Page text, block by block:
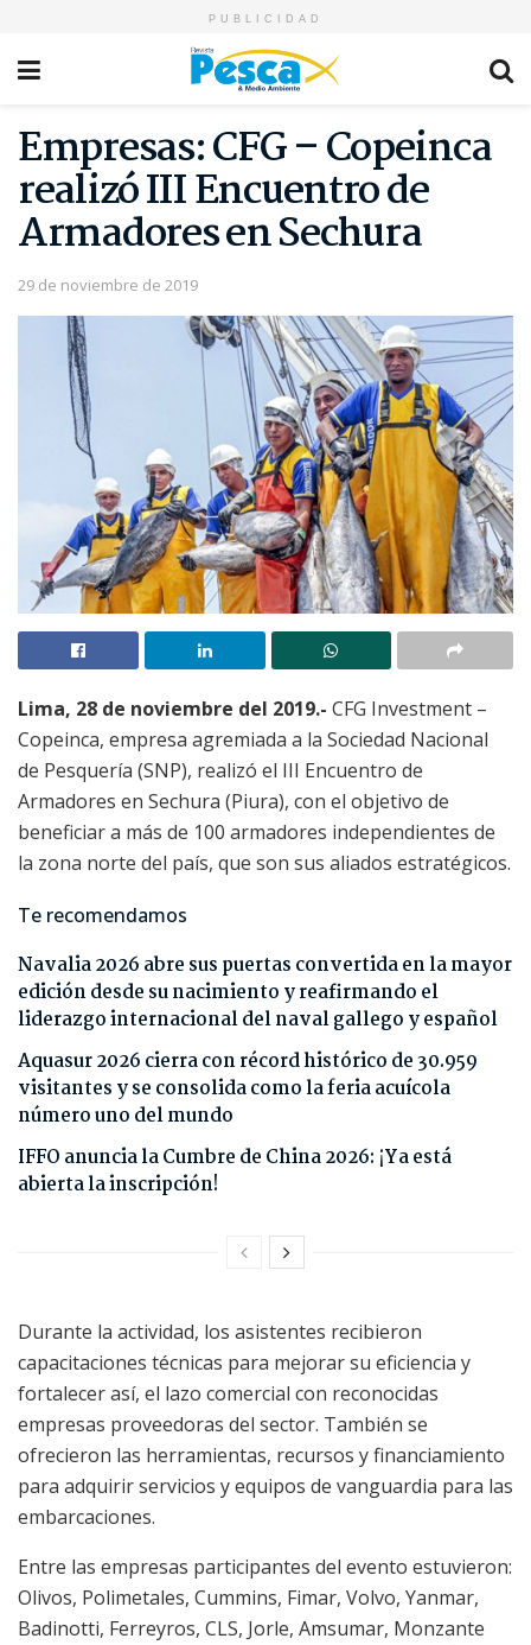
PUBLICIDAD
Empresas: CFG – Copeinca
realizó III Encuentro de
Armadores en Sechura
29 de noviembre de 2019
Lima, 28 de noviembre del 2019.- CFG Investment –
Copeinca, empresa agremiada a la Sociedad Nacional
de Pesquería (SNP), realizó el III Encuentro de
Armadores en Sechura (Piura), con el objetivo de
beneficiar a más de 100 armadores independientes de
la zona norte del país, que son sus aliados estratégicos.
Te recomendamos
Navalia 2026 abre sus puertas convertida en la mayor
edición desde su nacimiento y reafirmando el
liderazgo internacional del naval gallego y español
Aquasur 2026 cierra con récord histórico de 30.959
visitantes y se consolida como la feria acuícola
número uno del mundo
IFFO anuncia la Cumbre de China 2026: ¡Ya está
abierta la inscripción!
Durante la actividad, los asistentes recibieron
capacitaciones técnicas para mejorar su eficiencia y
fortalecer así, el lazo comercial con reconocidas
empresas proveedoras del sector. También se
ofrecieron las herramientas, recursos y financiamiento
para adquirir servicios y equipos de vanguardia para las
embarcaciones.
Entre las empresas participantes del evento estuvieron:
Olivos, Polimetales, Cummins, Fimar, Volvo, Yanmar,
Badinotti, Ferreyros, CLS, Jorle, Amsumar, Monzante